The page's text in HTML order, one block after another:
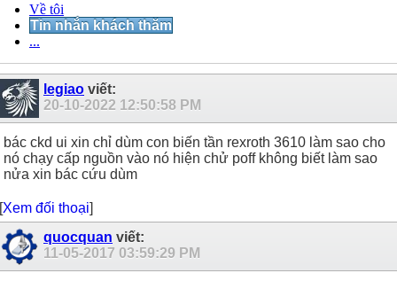
Về tôi
Tin nhắn khách thăm
...
legiao viết:
20-10-2022 12:50:58 PM
bác ckd ui xin chỉ dùm con biến tần rexroth 3610 làm sao cho
nó chạy cấp nguồn vào nó hiện chử poff không biết làm sao
nửa xin bác cứu dùm
[Xem đối thoại]
quocquan viết:
11-05-2017 03:59:29 PM